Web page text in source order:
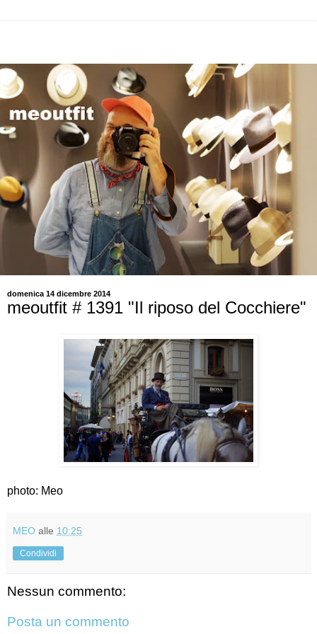
domenica 14 dicembre 2014
meoutfit # 1391 "Il riposo del Cocchiere"
photo: Meo
MEO alle 10:25
Condividi
Nessun commento:
Posta un commento